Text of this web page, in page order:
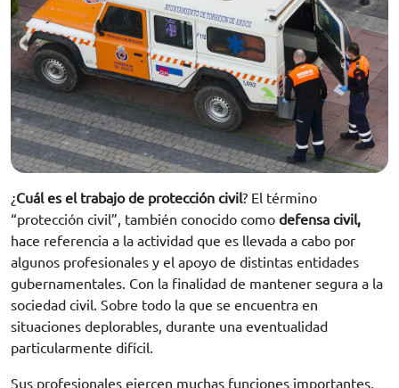
¿Cuál es el trabajo de protección civil? El término
“protección civil”, también conocido como defensa civil,
hace referencia a la actividad que es llevada a cabo por
algunos profesionales y el apoyo de distintas entidades
gubernamentales. Con la finalidad de mantener segura a la
sociedad civil. Sobre todo la que se encuentra en
situaciones deplorables, durante una eventualidad
particularmente difícil.
Sus profesionales ejercen muchas funciones importantes,